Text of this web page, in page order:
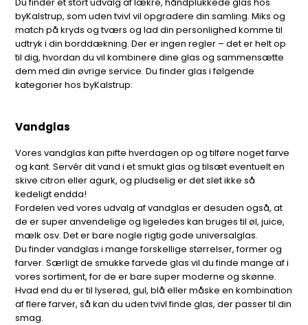
byKalstrup, som uden tvivl vil opgradere din samling. Miks og
match på kryds og tværs og lad din personlighed komme til
udtryk i din borddækning. Der er ingen regler – det er helt op
til dig, hvordan du vil kombinere dine glas og sammensætte
dem med din øvrige service. Du finder glas i følgende
kategorier hos byKalstrup:
Vandglas
Vores vandglas kan pifte hverdagen op og tilføre noget farve
og kant. Servér dit vand i et smukt glas og tilsæt eventuelt en
skive citron eller agurk, og pludselig er det slet ikke så
kedeligt endda!
Fordelen ved vores udvalg af vandglas er desuden også, at
de er super anvendelige og ligeledes kan bruges til øl, juice,
mælk osv. Det er bare nogle rigtig gode universalglas.
Du finder vandglas i mange forskellige størrelser, former og
farver. Særligt de smukke farvede glas vil du finde mange af i
vores sortiment, for de er bare super moderne og skønne.
Hvad end du er til lyserød, gul, blå eller måske en kombination
af flere farver, så kan du uden tvivl finde glas, der passer til din
smag.